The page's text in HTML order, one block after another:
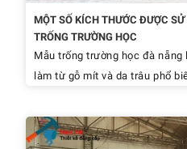
MỘT SỐ KÍCH THƯỚC ĐƯỢC
TRỐNG TRƯỜNG HỌC
Mẫu trống trường học đà
làm từ gỗ mít và da trâu phổ